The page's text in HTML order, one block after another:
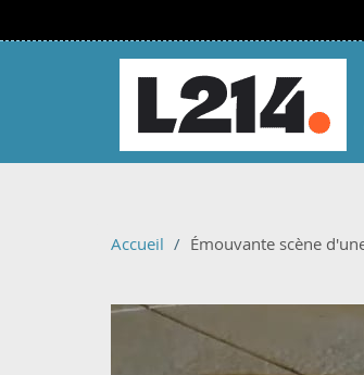
Aller au contenu principal
Accueil Émouvante scène